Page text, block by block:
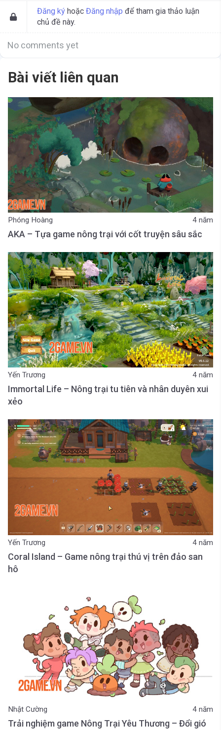
Đăng ký hoặc Đăng nhập để tham gia thảo luận
chủ đề này.
No comments yet
Bài viết liên quan
Phóng Hoàng 4 năm
AKA – Tựa game nông trại với cốt truyện sâu sắc
Yến Trương 4 năm
Immortal Life – Nông trại tu tiên và nhân duyên xui
xẻo
Yến Trương 4 năm
Coral Island – Game nông trại thú vị trên đảo san
hô
Nhật Cường 4 năm
Trải nghiệm game Nông Trại Yêu Thương – Đổi gió